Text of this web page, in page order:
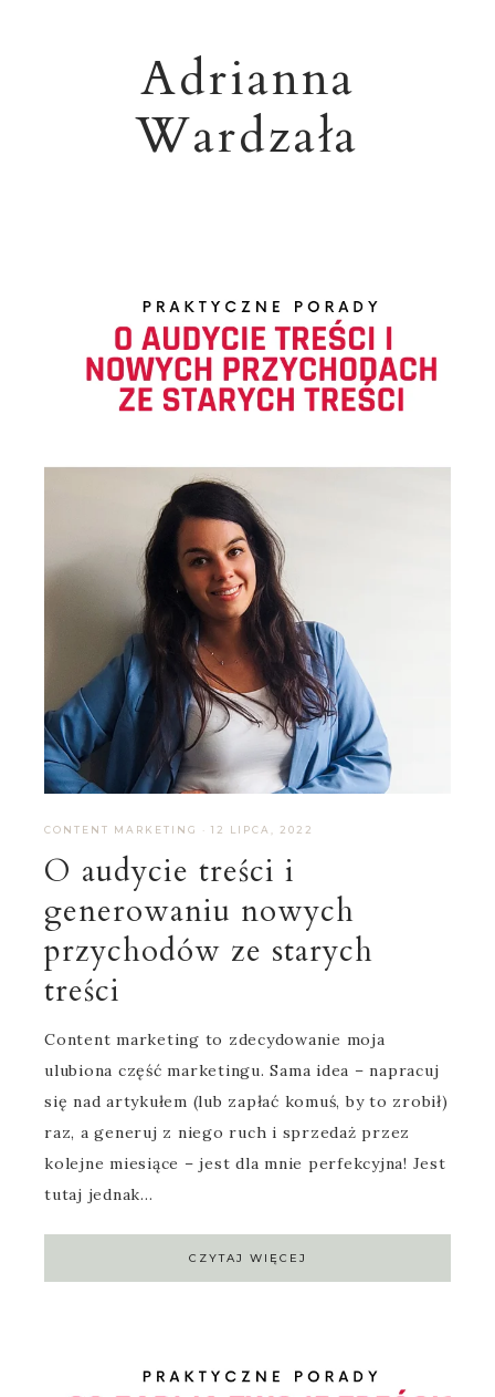
Adrianna
Wardzała
CONTENT MARKETING · 12 LIPCA, 2022
O audycie treści i
generowaniu nowych
przychodów ze starych
treści
Content marketing to zdecydowanie moja
ulubiona część marketingu. Sama idea – napracuj
się nad artykułem (lub zapłać komuś, by to zrobił)
raz, a generuj z niego ruch i sprzedaż przez
kolejne miesiące – jest dla mnie perfekcyjna! Jest
tutaj jednak…
CZYTAJ WIĘCEJ